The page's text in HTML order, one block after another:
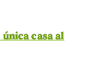
única casa al